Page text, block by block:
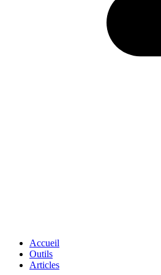
Accueil
Outils
Articles